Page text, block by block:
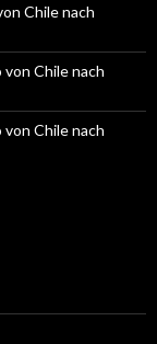
Chile nach
von Chile nach
von Chile nach